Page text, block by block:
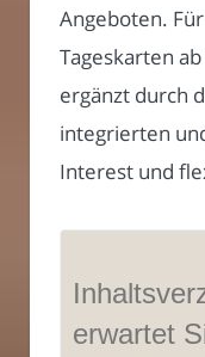
Angeboten.
Tageskarten
ergänzt durch
integrierten
Interest und
erwartet